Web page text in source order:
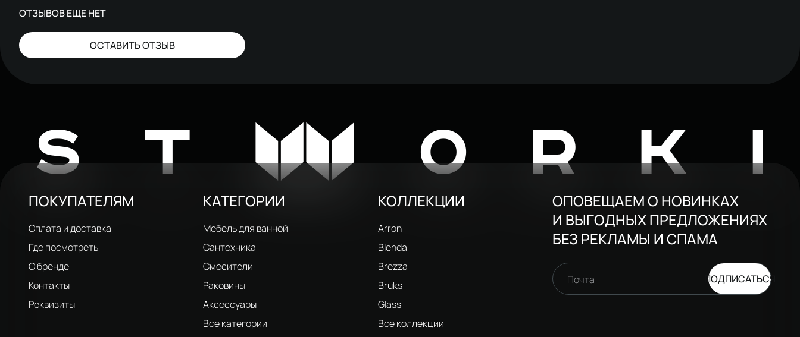
ОТЗЫВОВ ЕЩЕ НЕТ
ОСТАВИТЬ ОТЗЫВ
STW
ПОКУПАТЕЛЯМ
Оплата и доставка
Где посмотреть
О бренде
Контакты
Реквизиты
КАТЕГОРИИ
Мебель для ванной
Сантехника
Смесители
Раковины
Аксессуары
Все категории
КОЛЛЕКЦИИ
Arron
Blenda
Brezza
Bruks
Glass
Все коллекции
ОПОВЕЩАЕМ О НОВИНКАХ
И ВЫГОДНЫХ ПРЕДЛОЖЕНИЯХ
БЕЗ РЕКЛАМЫ И СПАМА
Почта ПОДПИСАТЬСЯ